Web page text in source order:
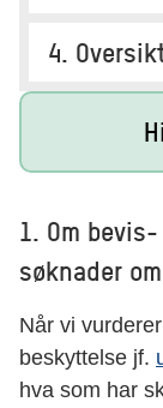
4.
1. Om
søknader
Når vi
beskyttelse jf.
hva som har